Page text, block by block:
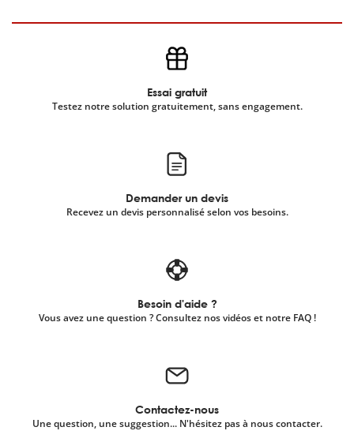
Essai gratuit
Testez notre solution gratuitement, sans engagement.
Demander un devis
Recevez un devis personnalisé selon vos besoins.
Besoin d'aide ?
Vous avez une question ? Consultez nos vidéos et notre FAQ !
Contactez-nous
Une question, une suggestion... N'hésitez pas à nous contacter.